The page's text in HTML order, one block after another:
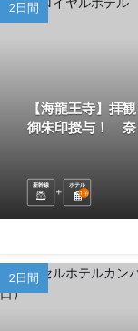
2日間
【海龍王寺】拝
御朱印授与！
新幹線
ホテル
1 泊
2日間